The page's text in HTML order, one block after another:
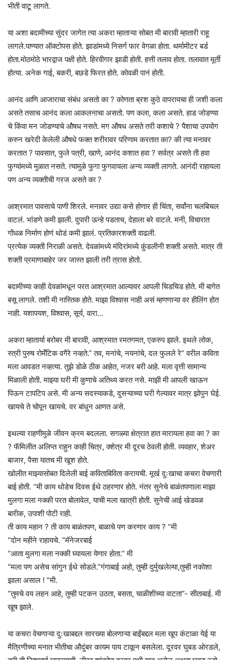
भीती वाटू लागते.
या अशा बदामीच्या सुंदर जागेत त्या अकरा म्हाताऱ्या सोबत मी बारावी म्हातारी राहू
लागले.पाण्यात ऑक्टोपस होते. झाडांमध्ये निसर्ग फार वेगळा होता. थर्मामीटर बर्ड
होता.मोठमोठे भारद्वाज पक्षी होते. हिरवीगार झाडी होती. हत्ती तलाव होता. तलावात मूर्ती
होत्या. अनेक गाई, बकरी, बछडे फिरत होते. कोवळी पानं होती.
आनंद आणि आजाराचा संबंध असतो का ? कोणता ब्रश कुठे वापरायचा ही जशी कला
असते तसाच आनंद कला आकलनाचा असतो. पण कला, कला असते. हाड जोडण्या
चे किंवा मन जोडण्याचे औषध नसते. मग औषध असते तरी कशाचे ? पैशाचा उपयोग
करुन खरेदी केलेली औषधे फक्त शरीरावर परिणाम करतात का? की त्या मनावर
करतात ? पावसात, फुले पत्री, खाणे, आनंद कशात हवा ? सर्वत्र असते ती हवा
फुग्यांमध्ये मुळात नसते. त्यामुळे फुगा फुगवायला अन्य व्यक्ती लागते. आनंदी राहायला
पण अन्य व्यक्तीची गरज असते का ?
आश्रमात पावसाचे पाणी शिरले. मनावर उद्या कसे होणार ही चिंता, सर्वांना चलबिचल
वाटलं. भांडणे कमी झाली. दुपारी ऊन्हे पडताच, देहाला बरे वाटले. मनी, विचारात
गोंधळ निर्माण होणं थोडं कमी झालं. प्रतिकारशक्ती वाढली.
प्रत्येक व्यक्ती निराळी असते. देवळांमध्ये मंदिरांमध्ये कुंडलीनी शक्ती असते. मात्र ती
शक्ती प्रमाणाबाहेर जर जास्त झाली तरी त्रास होतो.
बदामीच्या काही देवळांमधून परत आश्रमात आल्यावर आपली चिडचिड होते. मी बागेत
बसू लागले. तशी मी नास्तिक होते. माझा विश्वास नाही असं म्हणणाऱ्या वर हीलिंग होत
नाही. यशापयश, विश्वास, सूर्य, वारा…
अकरा म्हातार्या बरोबर मी बारावी, आश्रमात रमतगमत, एकरुप झाले. इथले लोक,
स्त्री पुरुष रोमँटिक वगैरे नव्हते.” तव, मनांचे, नयनांचे, दल फुलले रे” वरील कविता
मला आवडत नव्हत्या. तुझे डोळे ठीक आहेत, नजर बरी आहे. मला वृत्ती सामान्य
मिळाली होती. माझ्या घरी मी कुणाचे अतिथ्य करत नसे. माझी मी आपली खाऊन
पिऊन टापटिप असे. मी अन्य सदस्याकडे, दुसऱ्याच्या घरी गेल्यावर मात्र झोपुन घेई.
खायचे ते चोपून खायचे. वर बांधुन आणत असे.
इथल्या राहणीमुळे जीवन क्रम बदलला. सगळ्या क्षेत्रात हात मारायला हवा का ? का
? फॅमिलीत अलिप्त राहुन काही चित्र, क्शेत्र मी दूरच ठेवली होती. व्यवहार, शेअर
बाजार, पैसा यातच मी खूश होते.
खोलीत माझ्यासोबत दिलेली बाई कविताबिविता करायची. मूर्ख दुःखाचा कचरा वेचणारी
बाई होती. “मी काय थोडेच दिवस ईथे ठहरणार होते. नंतर सुनेचे बाळंतपणाला माझा
मुलगा मला नक्की परत बोलावेल, याची मला खात्री होती. सुनेची आई खेडवळ
बारीक, उपाशी पोटी राही.
ती काय महान ? ती काय बाळंतपण, बाळाचे पण करणार काय ? “मी
“दोन महीने राहायचे. ”मॅनेजरबाई
“आता मुलगा मला नक्की घ्यायला येणार होता.” मी
“मला पण असेच सांगुन ईथे सोडले.”गंगाबाई अहो, तुम्ही दुर्मुखलेल्या,तुम्ही नकोशा
झाला असाल ! ”मी.
“तुमचे वय लहन आहे, तुम्ही पटकन उठता, बसता, चाळीशीच्या वाटता”- सीताबाई. मी
खूष झाले.
या कचरा वेचणाऱ्या दुःखाबद्दल सारख्या बोलणाऱ्या बाईंबद्दल मला खूप कंटाळा येई या
मैत्रिणीच्या मनात भीतीचा औदुंबर कायम पाय टाकून बसलेला. दूरवर घुबड ओरडले,